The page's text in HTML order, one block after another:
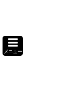
メニュー